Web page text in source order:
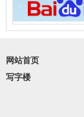
网站首页
写字楼